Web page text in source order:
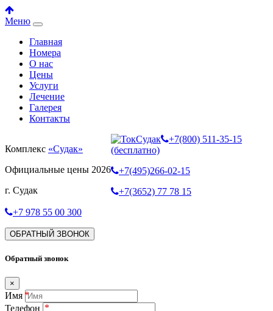
Меню
Главная
Номера
О нас
Цены
Услуги
Лечение
Галерея
Контакты
Комплекс «Судак»
Официальные цены 2026
г. Судак
+7(800) 511-35-15
(бесплатно)
+7(495)266-02-15
+7(3652) 77 78 15
+7 978 55 00 300
ОБРАТНЫЙ ЗВОНОК
Обратный звонок
×
Имя
Телефон